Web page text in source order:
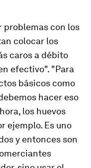
problemas con los
colocar los
caros a débito
efectivo". "Para
básicos como
hacer eso
los huevos
ejemplo. Es uno
y entonces son